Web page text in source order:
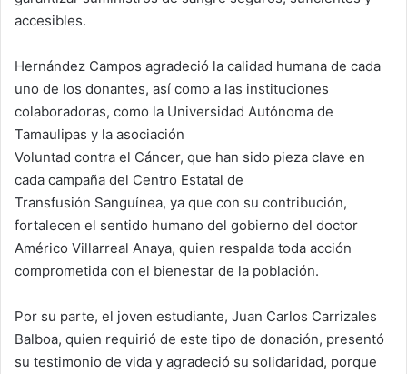
accesibles.
Hernández Campos agradeció la calidad humana de cada
uno de los donantes, así como a las instituciones
colaboradoras, como la Universidad Autónoma de
Tamaulipas y la asociación
Voluntad contra el Cáncer, que han sido pieza clave en
cada campaña del Centro Estatal de
Transfusión Sanguínea, ya que con su contribución,
fortalecen el sentido humano del gobierno del doctor
Américo Villarreal Anaya, quien respalda toda acción
comprometida con el bienestar de la población.
Por su parte, el joven estudiante, Juan Carlos Carrizales
Balboa, quien requirió de este tipo de donación, presentó
su testimonio de vida y agradeció su solidaridad, porque